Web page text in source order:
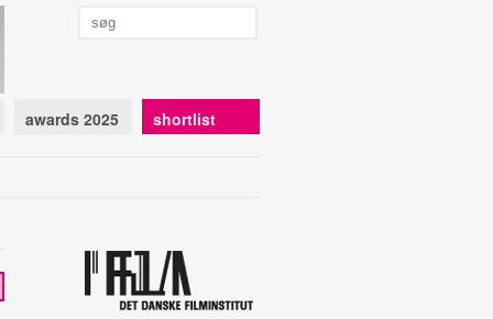
awards 2025 shortlist